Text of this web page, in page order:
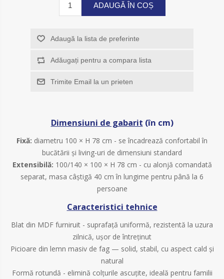
ADAUGĂ ÎN COȘ
Adaugă la lista de preferinte
Adăugați pentru a compara lista
Trimite Email la un prieten
Dimensiuni de gabarit (în cm)
Fixă: diametru 100 × H 78 cm - se încadrează confortabil în
bucătării și living-uri de dimensiuni standard
Extensibilă: 100/140 × 100 × H 78 cm - cu alonjă comandată
separat, masa câștigă 40 cm în lungime pentru până la 6
persoane
Caracteristici tehnice
Blat din MDF furniruit - suprafață uniformă, rezistentă la uzura
zilnică, ușor de întreținut
Picioare din lemn masiv de fag — solid, stabil, cu aspect cald și
natural
Formă rotundă - elimină colțurile ascuțite, ideală pentru familii